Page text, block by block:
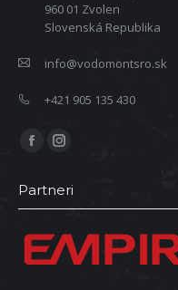
960 01 Zvolen
Slovenská Republika
info@vodomontsro.sk
+421 905 135 430
Find us on:
Facebook
opens
new
window
Instagram
opens
new
window
Partneri